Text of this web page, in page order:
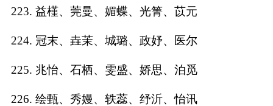
223. 益槿、莞曼、媚蝶、光箐、苡元
224. 冠末、垚茉、城璐、政妤、医尔
225. 兆怡、石栖、雯盛、娇思、泊觅
226. 绘甄、秀嫚、轶蕊、纾沂、怡讯